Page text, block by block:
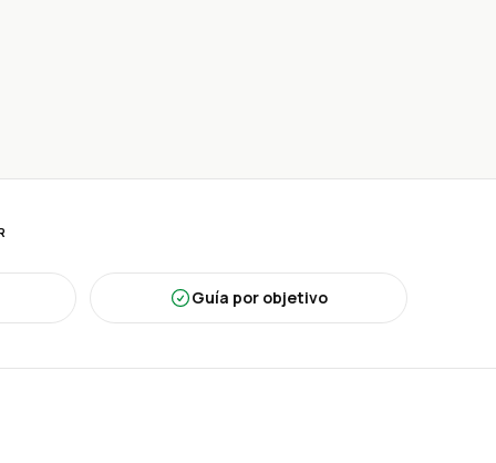
Guía por objetivo